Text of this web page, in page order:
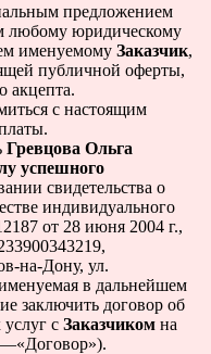
предложением
любому юридическому
именуемому Заказчик,
публичной оферты,
акцепта.
с настоящим
Гревцова Ольга
успешного
свидетельства о
индивидуального
от 28 июня 2004 г.,
на-Дону, ул.
в дальнейшем
заключить договор об
с Заказчиком на
—«Договор»).